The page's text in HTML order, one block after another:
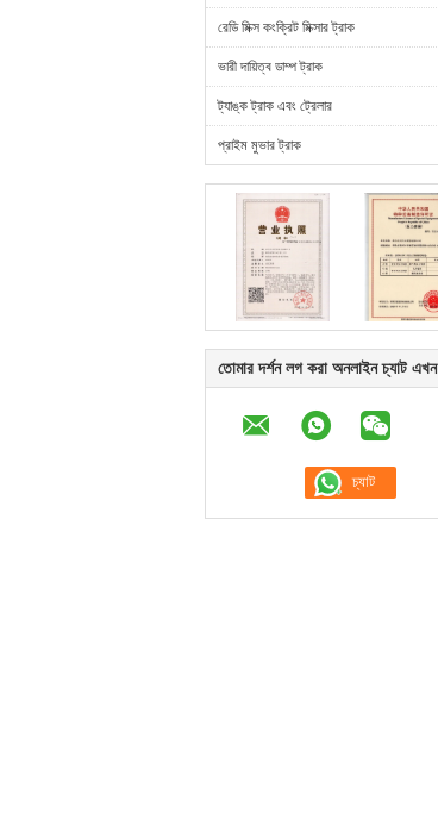
রেডি মিক্স কংক্রিট মিক্সার ট্রাক
ভারী দায়িত্ব ডাম্প ট্রাক
ট্যাঙ্ক ট্রাক এবং ট্রেলার
প্রাইম মুভার ট্রাক
তোমার দর্শন লগ করা অনলাইন চ্যাট এখন